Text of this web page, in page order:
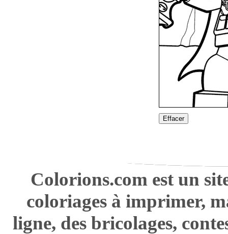
Effacer
Colorions.com est un
coloriages à imprimer,
ligne, des bricolages,